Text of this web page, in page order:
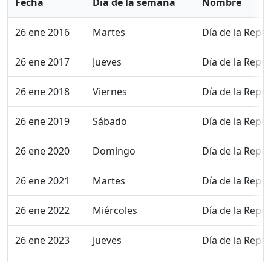
26 ene 2016 Martes Día de la
26 ene 2017 Jueves Día de la
26 ene 2018 Viernes Día de la
26 ene 2019 Sábado Día de la
26 ene 2020 Domingo Día de la
26 ene 2021 Martes Día de la
26 ene 2022 Miércoles Día de la
26 ene 2023 Jueves Día de la